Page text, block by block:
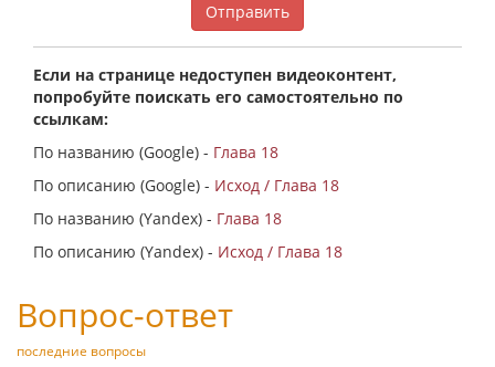
Отправить
Если на странице недоступен видеоконтент,
попробуйте поискать его самостоятельно по
ссылкам:
По названию (Google) - Глава 18
По описанию (Google) - Исход / Глава 18
По названию (Yandex) - Глава 18
По описанию (Yandex) - Исход / Глава 18
Вопрос-ответ
последние вопросы